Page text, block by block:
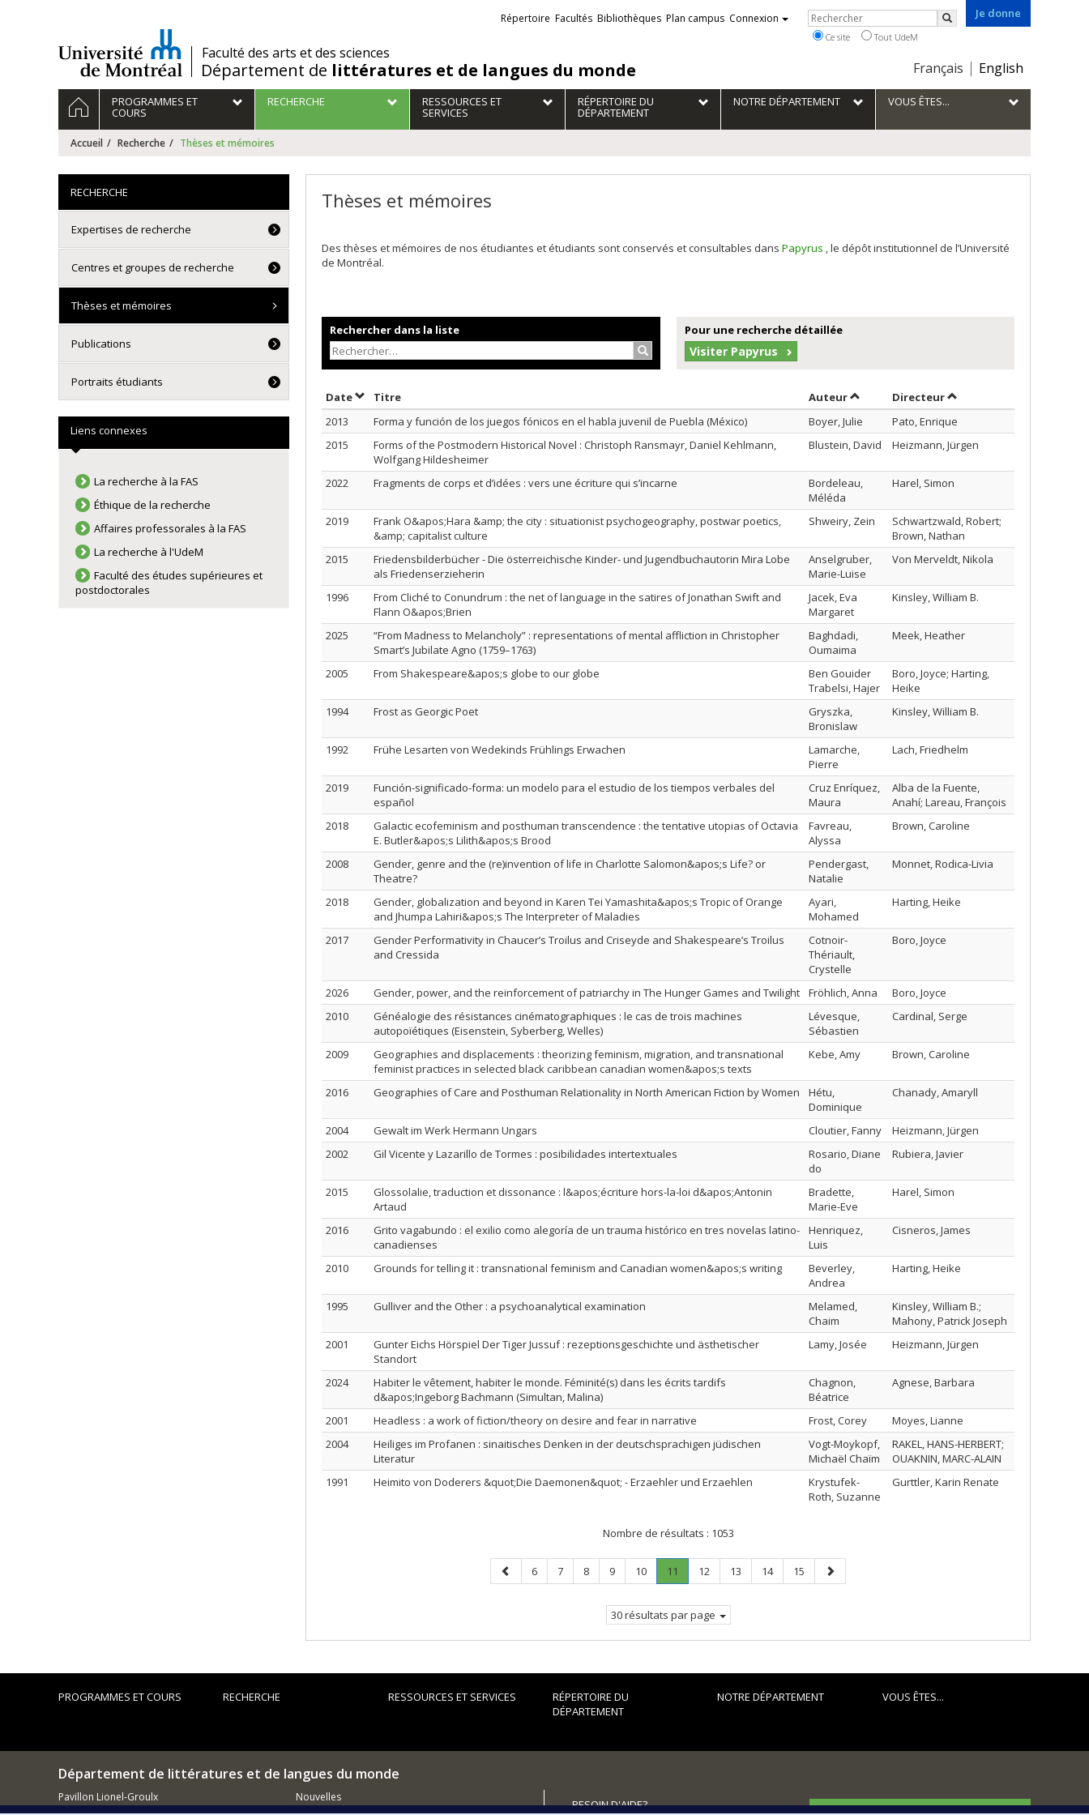
/Faculté des arts et des sciences
Département de littératures et de langues du monde
Je donne
Choix
la
langue
Français English
Liens
externes
Répertoire Facultés Bibliothèques Plan campus Connexion Rechercher
Rechercher
Ce site Tout UdeM
Navigation
principale
ACCUEILPROGRAMMES ET
COURS
RECHERCHE RESSOURCES ET
SERVICES
RÉPERTOIRE DU
DÉPARTEMENT
NOTRE DÉPARTEMENT VOUS ÊTES...
Accueil Recherche Thèses et mémoires
Thèses et mémoires
Des thèses et mémoires de nos étudiantes et étudiants sont conservés et consultables dans Papyrus , le dépôt institutionnel de l’Université
de Montréal.
Rechercher dans la liste
Rechercher…
Pour une recherche détaillée
Visiter Papyrus
DateTrier par date en ordre croissant
Titre AuteurTrier par auteur en ordre croissant
Directeurpar contributeur en
2013
Forma y función de los juegos fónicos en el habla juvenil de Puebla (México) Boyer, Julie
Pato, Enrique
2015
Forms of the Postmodern Historical Novel : Christoph Ransmayr, Daniel Kehlmann,
Wolfgang Hildesheimer
Blustein, David Heizmann, Jürgen
2022 Fragments de corps et d’idées : vers une écriture qui s’incarne
Bordeleau,
Méléda
Harel, Simon
2019
Frank O&apos;Hara &amp; the city : situationist psychogeography, postwar poetics,
&amp; capitalist culture
Shweiry, Zein
Schwartzwald, Robert;
Brown, Nathan
2015
Friedensbilderbücher - Die österreichische Kinder- und Jugendbuchautorin Mira Lobe
als Friedenserzieherin
Anselgruber,
Marie-Luise
Von Merveldt, Nikola
1996
From Cliché to Conundrum : the net of language in the satires of Jonathan Swift and
Flann O&apos;Brien
Jacek, Eva
Margaret
Kinsley, William B.
2025
“From Madness to Melancholy” : representations of mental affliction in Christopher
Smart’s Jubilate Agno (1759–1763)
Baghdadi,
Oumaima
Meek, Heather
2005 From Shakespeare&apos;s globe to our globe
Ben Gouider
Trabelsi, Hajer
Boro, Joyce; Harting,
Heike
1994
Frost as Georgic Poet
Gryszka,
Bronislaw
Kinsley, William B.
1992 Frühe Lesarten von Wedekinds Frühlings Erwachen
Lamarche,
Pierre
Lach, Friedhelm
2019
Función-significado-forma: un modelo para el estudio de los tiempos verbales del
español
Cruz Enríquez,
Maura
Alba de la Fuente,
Anahí; Lareau, François
2018
Galactic ecofeminism and posthuman transcendence : the tentative utopias of Octavia
E. Butler&apos;s Lilith&apos;s Brood
Favreau,
Alyssa
Brown, Caroline
2008
Gender, genre and the (re)invention of life in Charlotte Salomon&apos;s Life? or
Theatre?
Pendergast,
Natalie
Monnet, Rodica-Livia
2018
Gender, globalization and beyond in Karen Tei Yamashita&apos;s Tropic of Orange
and Jhumpa Lahiri&apos;s The Interpreter of Maladies
Ayari,
Mohamed
Harting, Heike
2017
Gender Performativity in Chaucer’s Troilus and Criseyde and Shakespeare’s Troilus
and Cressida
Cotnoir-
Thériault,
Crystelle
Boro, Joyce
2026 Gender, power, and the reinforcement of patriarchy in The Hunger Games and Twilight Fröhlich, Anna
Boro, Joyce
2010
Généalogie des résistances cinématographiques : le cas de trois machines
autopoïétiques (Eisenstein, Syberberg, Welles)
Lévesque,
Sébastien
Cardinal, Serge
2009
Geographies and displacements : theorizing feminism, migration, and transnational
feminist practices in selected black caribbean canadian women&apos;s texts
Kebe, Amy Brown, Caroline
2016 Geographies of Care and Posthuman Relationality in North American Fiction by Women
Hétu,
Dominique
Chanady, Amaryll
2004 Gewalt im Werk Hermann Ungars Cloutier, Fanny
Heizmann, Jürgen
2002
Gil Vicente y Lazarillo de Tormes : posibilidades intertextuales
Rosario, Diane
do
Rubiera, Javier
2015
Glossolalie, traduction et dissonance : l&apos;écriture hors-la-loi d&apos;Antonin
Artaud
Bradette,
Marie-Eve
Harel, Simon
2016
Grito vagabundo : el exilio como alegoría de un trauma histórico en tres novelas latino-
canadienses
Henriquez,
Luis
Cisneros, James
2010 Grounds for telling it : transnational feminism and Canadian women&apos;s writing
Beverley,
Andrea
Harting, Heike
1995 Gulliver and the Other : a psychoanalytical examination
Melamed,
Chaim
Kinsley, William B.;
Mahony, Patrick Joseph
2001
Gunter Eichs Hörspiel Der Tiger Jussuf : rezeptionsgeschichte und ästhetischer
Standort
Lamy, Josée Heizmann, Jürgen
2024
Habiter le vêtement, habiter le monde. Féminité(s) dans les écrits tardifs
d&apos;Ingeborg Bachmann (Simultan, Malina)
Chagnon,
Béatrice
Agnese, Barbara
2001 Headless : a work of fiction/theory on desire and fear in narrative Frost, Corey
Moyes, Lianne
2004
Heiliges im Profanen : sinaitisches Denken in der deutschsprachigen jüdischen
Literatur
Vogt-Moykopf,
Michaël Chaïm
RAKEL, HANS-HERBERT;
OUAKNIN, MARC-ALAIN
1991
Heimito von Doderers &quot;Die Daemonen&quot; - Erzaehler und Erzaehlen
Krystufek-
Roth, Suzanne
Gurttler, Karin Renate
Nombre de résultats : 1053
Page
précédente
Page
6 Page
7 Page
8 Page
9 Page
10 Page
11
Page
Page
12 Page
13 Page
14 Page
15
Page
suivante
30 résultats par page
RECHERCHE
Expertises de recherche
Centres et groupes de recherche
Thèses et mémoires
Publications
Portraits étudiants
Liens connexes
La recherche à la FAS
Éthique de la recherche
Affaires professorales à la FAS
La recherche à l'UdeM
Faculté des études supérieures et
postdoctorales
PROGRAMMES ET COURS RECHERCHE RESSOURCES ET SERVICES
RÉPERTOIRE DU
DÉPARTEMENT
NOTRE DÉPARTEMENT VOUS ÊTES...
Département de littératures et de langues du monde
Pavillon Lionel-Groulx
3150 rue Jean-Brillant
Nouvelles
BESOIN D'AIDE?